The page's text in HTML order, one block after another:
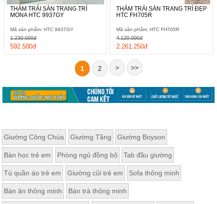
THẢM TRẢI SÀN TRANG TRÍ
MONA HTC 9937GY
Mã sản phẩm: HTC 9937GY
592.500đ
1.230.000đ
THẢM TRẢI SÀN TRANG TRÍ ĐẸP
HTC FH705R
Mã sản phẩm: HTC FH705R
2.261.250đ
4.120.000đ
1 2 > >>
Giường Công Chúa Giường Tầng Giường Boyson
Bàn học trẻ em Phòng ngủ đồng bộ Tab đầu giường
Tủ quần áo trẻ em Giường cũi trẻ em Sofa thông minh
Bàn ăn thông minh Bàn trà thông minh